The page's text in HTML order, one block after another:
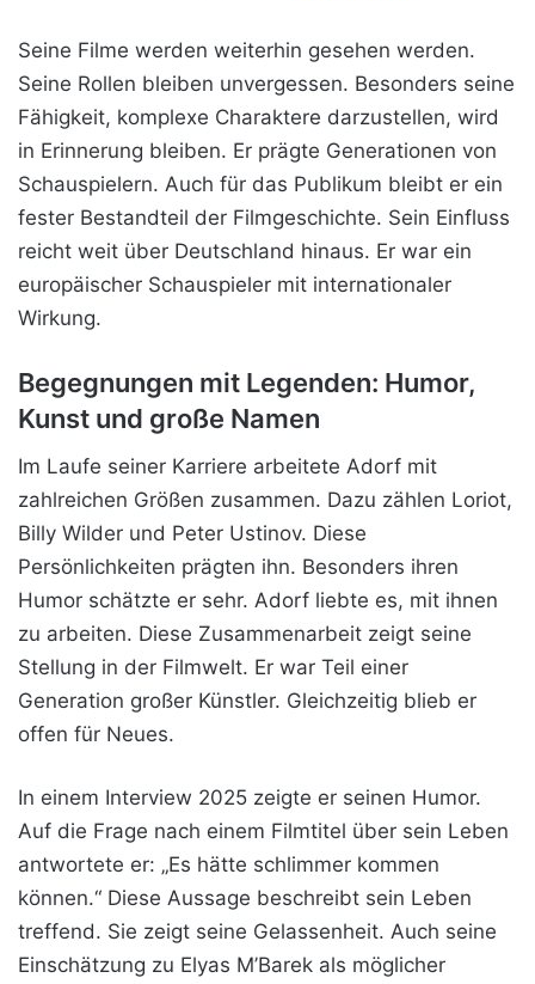
Seine Filme werden weiterhin gesehen werden.
Seine Rollen bleiben unvergessen. Besonders seine
Fähigkeit, komplexe Charaktere darzustellen, wird
in Erinnerung bleiben. Er prägte Generationen von
Schauspielern. Auch für das Publikum bleibt er ein
fester Bestandteil der Filmgeschichte. Sein Einfluss
reicht weit über Deutschland hinaus. Er war ein
europäischer Schauspieler mit internationaler
Wirkung.
Begegnungen mit Legenden: Humor,
Kunst und große Namen
Im Laufe seiner Karriere arbeitete Adorf mit
zahlreichen Größen zusammen. Dazu zählen Loriot,
Billy Wilder und Peter Ustinov. Diese
Persönlichkeiten prägten ihn. Besonders ihren
Humor schätzte er sehr. Adorf liebte es, mit ihnen
zu arbeiten. Diese Zusammenarbeit zeigt seine
Stellung in der Filmwelt. Er war Teil einer
Generation großer Künstler. Gleichzeitig blieb er
offen für Neues.
In einem Interview 2025 zeigte er seinen Humor.
Auf die Frage nach einem Filmtitel über sein Leben
antwortete er: „Es hätte schlimmer kommen
können.“ Diese Aussage beschreibt sein Leben
treffend. Sie zeigt seine Gelassenheit. Auch seine
Einschätzung zu Elyas M’Barek als möglicher